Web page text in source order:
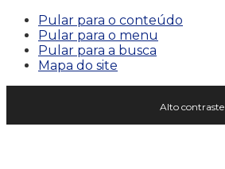
Pular para o conteúdo
Pular para o menu
Pular para a busca
Mapa do site
Alto contraste